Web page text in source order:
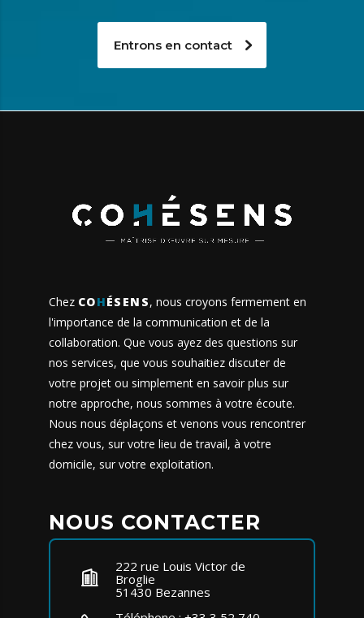
Entrons en contact
Chez COHÉSENS, nous croyons fermement en
l'importance de la communication et de la
collaboration. Que vous ayez des questions sur
nos services, que vous souhaitiez discuter de
votre projet ou simplement en savoir plus sur
notre approche, nous sommes à votre écoute.
Nous nous déplaçons et venons vous rencontrer
chez vous, sur votre lieu de travail, à votre
domicile, sur votre exploitation.
NOUS CONTACTER
222 rue Louis Victor de
Broglie
51430 Bezannes